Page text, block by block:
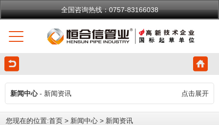
全国咨询热线：0757-83166038
新闻中心- 新闻资讯 点击展开
您现在的位置:首页 > 新闻中心 > 新闻资讯